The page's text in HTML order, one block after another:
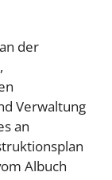
der
Verwaltung
an
Albuch